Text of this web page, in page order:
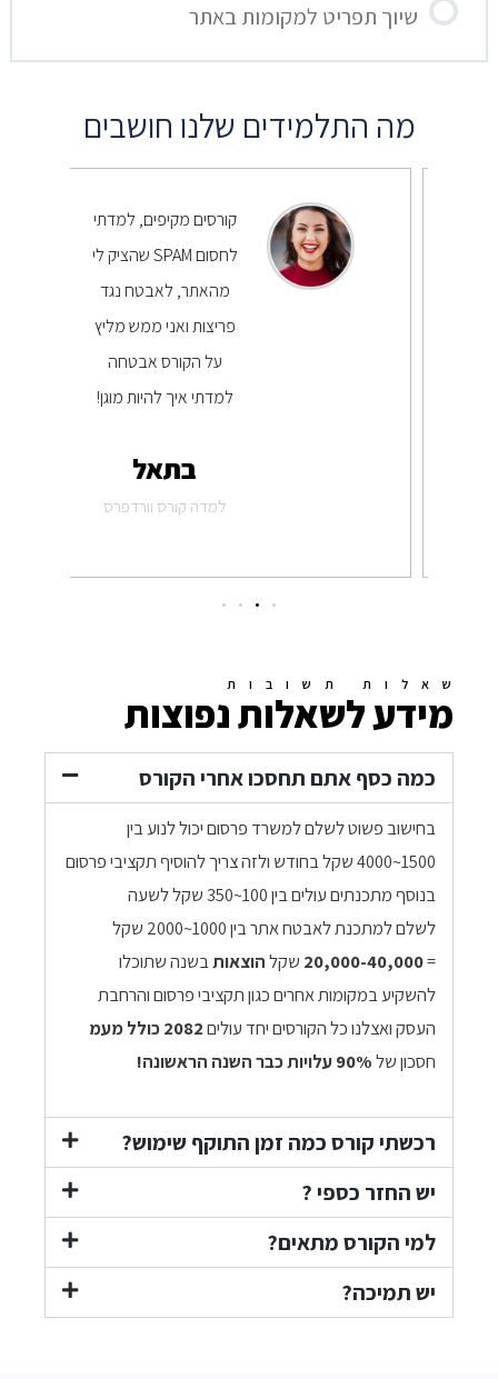
שיוך תפריט למקומות באתר
מה התלמידים שלנו חושבים
קורסים מקיפים, למדתי
לחסום SPAM שהציק לי
מהאתר, לאבטח נגד
פריצות ואני ממש מליץ
על הקורס אבטחה
למדתי איך להיות מוגן!
בתאל
למדה קורס וורדפרס
שאלות תשובות
מידע לשאלות נפוצות
כמה כסף אתם תחסכו אחרי הקורס
בחישוב פשוט לשלם למשרד פרסום יכול לנוע בין
1500~4000 שקל בחודש ולזה צריך להוסיף תקציבי פרסום
בנוסף מתכנתים עולים בין 100~350 שקל לשעה
לשלם למתכנת לאבטח אתר בין 1000~2000 שקל
=
שקלהוצאותבשנה שתוכלו
להשקיע במקומות אחרים כגון תקציבי פרסום והרחבת
העסק ואצלנו כל הקורסים יחד עולים2082 כולל מעמ
חסכון של
רכשתי קורס כמה זמן התוקף שימוש?
יש החזר כספי ?
למי הקורס מתאים?
יש תמיכה?